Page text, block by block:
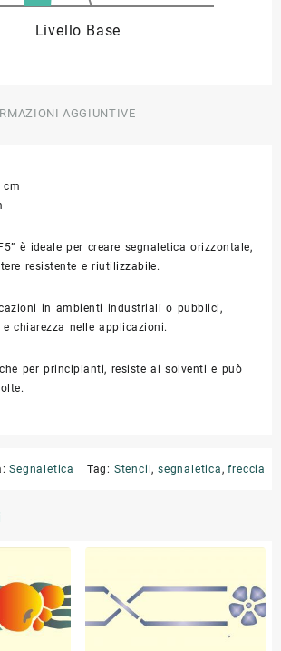
Livello Base
AGGIUNTIVE
cm
è ideale per creare segnaletica orizzontale,
resistente e riutilizzabile.
in ambienti industriali o pubblici,
chiarezza nelle applicazioni.
per principianti, resiste ai solventi e può
Segnaletica Tag: Stencil, segnaletica,freccia